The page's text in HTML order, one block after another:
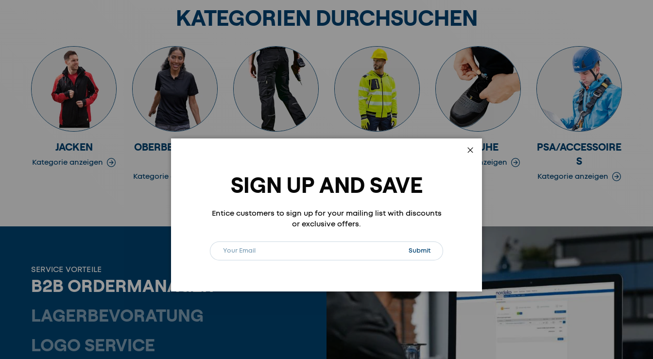
KATEGORIEN DURCHSUCHEN
JACKEN
Kategorie anzeigen
OBERBEKLEIDUN
Kategorie anzeigen
SCHUHE
Kategorie anzeigen
PSA/ACCESSOIRE
S
Kategorie anzeigen
SERVICE VORTEILE
B2B ORDERMANAGER
LAGERBEVORATUNG
LOGO SERVICE
Schließen
SIGN UP AND SAVE
Entice customers to sign up for your mailing list with discounts
or exclusive offers.
E-Mail
Abonnieren
Submit